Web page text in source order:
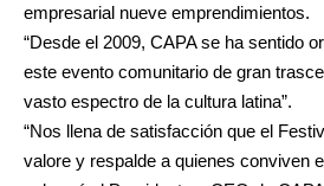
empresarial nueve emprendimientos.
“Desde el 2009, CAPA se ha sentido
este evento comunitario de gran
vasto espectro de la cultura latina”.
“Nos llena de satisfacción que el
valore y respalde a quienes conviven